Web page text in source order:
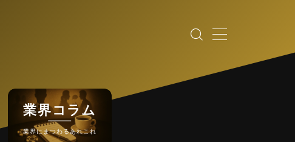
業界にまつわるあれこれ
業界コラム